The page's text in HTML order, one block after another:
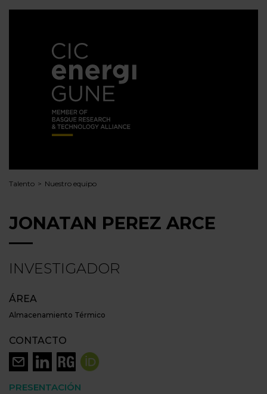
Talento Nuestro equipo
JONATAN PEREZ ARCE
INVESTIGADOR
ÁREA
Almacenamiento Térmico
CONTACTO
PRESENTACIÓN